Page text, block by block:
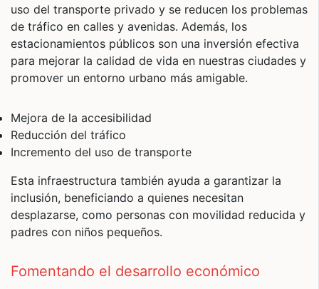
uso del transporte privado y se reducen los problemas
de tráfico en calles y avenidas. Además, los
estacionamientos públicos son una inversión efectiva
para mejorar la calidad de vida en nuestras ciudades y
promover un entorno urbano más amigable.
Mejora de la accesibilidad
Reducción del tráfico
Incremento del uso de transporte
Esta infraestructura también ayuda a garantizar la
inclusión, beneficiando a quienes necesitan
desplazarse, como personas con movilidad reducida y
padres con niños pequeños.
Fomentando el desarrollo económico